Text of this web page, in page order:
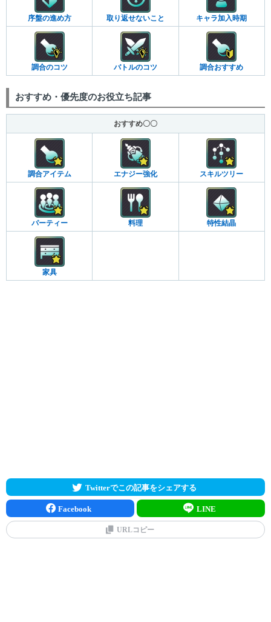
序盤の進め方 取り返せないこと キャラ加入時期
調合のコツ バトルのコツ 調合おすすめ
おすすめ・優先度のお役立ち記事
おすすめ〇〇
調合アイテム エナジー強化 スキルツリー
パーティー 料理 特性結晶
家具
Twitterでこの記事をシェアする
Facebook LINE
URLコピー